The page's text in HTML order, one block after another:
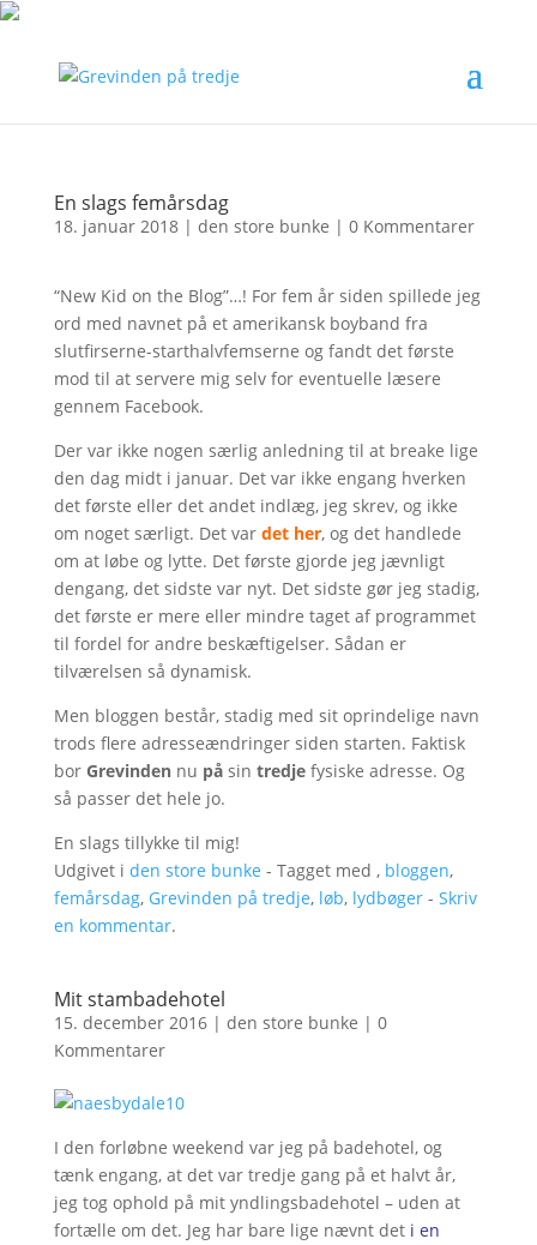
En slags femårsdag
18. januar 2018| den store bunke | 0 Kommentarer
“New Kid on the Blog”…! For fem år siden spillede jeg
ord med navnet på et amerikansk boyband fra
slutfirserne-starthalvfemserne og fandt det første
mod til at servere mig selv for eventuelle læsere
gennem Facebook.
Der var ikke nogen særlig anledning til at breake lige
den dag midt i januar. Det var ikke engang hverken
det første eller det andet indlæg, jeg skrev, og ikke
om noget særligt. Det var det her, og det handlede
om at løbe og lytte. Det første gjorde jeg jævnligt
dengang, det sidste var nyt. Det sidste gør jeg stadig,
det første er mere eller mindre taget af programmet
til fordel for andre beskæftigelser. Sådan er
tilværelsen så dynamisk.
Men bloggen består, stadig med sit oprindelige navn
trods flere adresseændringer siden starten. Faktisk
bor Grevindennu påsin tredjefysiske adresse. Og
så passer det hele jo.
En slags tillykke til mig!
Udgivet i den store bunke - Tagget med , bloggen,
femårsdag, Grevinden på tredje, løb, lydbøger- Skriv
en kommentar.
Mit stambadehotel
15. december 2016| den store bunke | 0
Kommentarer
I den forløbne weekend var jeg på badehotel, og
tænk engang, at det var tredje gang på et halvt år,
jeg tog ophold på mit yndlingsbadehotel – uden at
fortælle om det. Jeg har bare lige nævnt deti en